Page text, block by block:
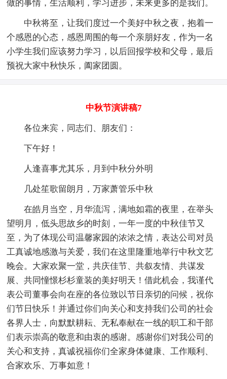
做的事情，生活顺利，学习进步，未来更多的是我们。
中秋将至，让我们度过一个美好中秋之夜，抱着一
个感恩的心态，感恩周围的每一个亲朋好友，作为一名
小学生我们应该努力学习，以后回报学校和父母，最后
预祝大家中秋快乐，阖家团圆。
中秋节演讲稿7
各位来宾，同志们、朋友们：
下午好！
人逢喜事尤其乐，月到中秋分外明
几处笙歌留朗月，万家萧管乐中秋
在皓月当空，月华流泻，满地如霜的夜里，在举头
望明月，低头思故乡的时刻，一年一度的中秋佳节又
至，为了体现公司温馨家园的浓浓之情，表达公司对员
工真诚地感激与关爱，我们在这里隆重地举行中秋文艺
晚会。大家欢聚一堂，共庆佳节、共叙友情、共谋发
展、共同憧憬杉杉童装的美好明天！借此机会，我谨代
表公司董事会向在座的各位致以节日亲切的问候，祝你
们节日快乐！并通过你们向关心和支持我们公司的社会
各界人士，向默默耕耘、无私奉献在一线的职工和干部
们表示崇高的敬意和由衷的感谢。感谢你们对我公司的
关心和支持，真诚祝福你们全家身体健康、工作顺利、
合家欢乐、万事如意！